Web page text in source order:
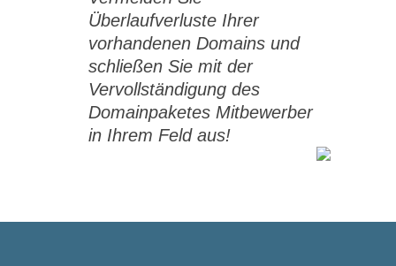
Überlaufverluste Ihrer
vorhandenen Domains und
schließen Sie mit der
Vervollständigung des
Domainpaketes Mitbewerber
in Ihrem Feld aus!